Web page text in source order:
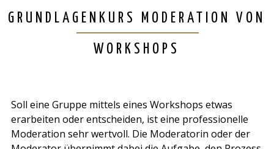
sind
Back
to
GRUNDLAGENKURS MODERATION VON
WORKSHOPS
Soll eine Gruppe mittels eines Workshops etwas
erarbeiten oder entscheiden, ist eine professionelle
Moderation sehr wertvoll. Die Moderatorin oder der